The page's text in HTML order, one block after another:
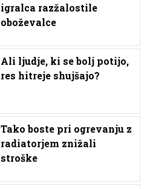
igralca razžalostile
oboževalce
Ali ljudje, ki se bolj potijo,
res hitreje shujšajo?
Tako boste pri ogrevanju z
radiatorjem znižali
stroške